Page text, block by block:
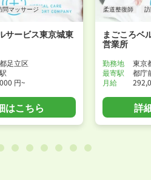
問マッサージ
サービス東京城東
足立区
円~
はこちら
柔道整復師
まごころベ
営業所
勤務地
東京
最寄駅
都庁
月給
詳